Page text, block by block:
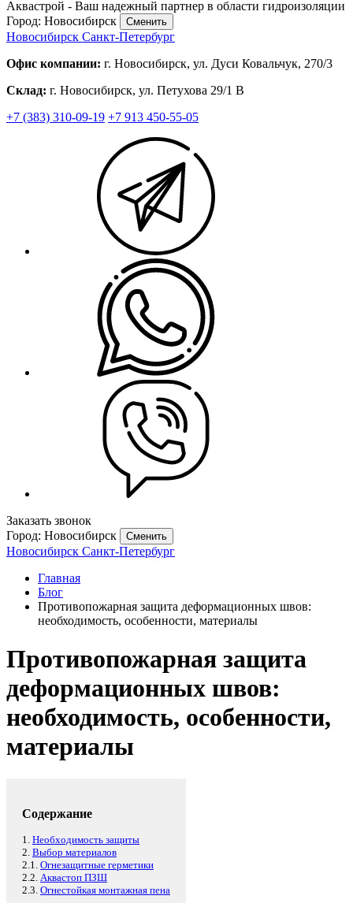
Аквастрой - Ваш надежный партнер в области гидроизоляции
Город: Новосибирск
Сменить
Новосибирск Санкт-Петербург
Офис компании: г. Новосибирск, ул. Дуси Ковальчук, 270/3
Склад: г. Новосибирск, ул. Петухова 29/1 В
+7 (383) 310-09-19 +7 913 450-55-05
Заказать звонок
Город: Новосибирск
Сменить
Новосибирск Санкт-Петербург
Главная
Блог
Противопожарная защита деформационных швов:
необходимость, особенности, материалы
Противопожарная защита
деформационных швов:
необходимость, особенности,
материалы
Содержание
1. Необходимость защиты
2. Выбор материалов
2.1. Огнезащитные герметики
2.2. Аквастоп ПЗШ
2.3. Огнестойкая монтажная пена